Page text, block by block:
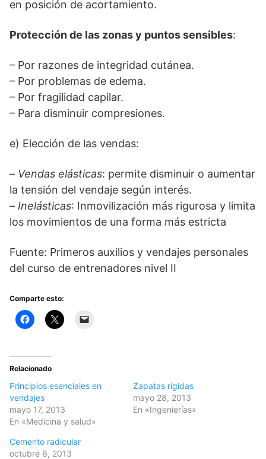
en posición de acortamiento.
Protección de las zonas y puntos sensibles:
– Por razones de integridad cutánea.
– Por problemas de edema.
– Por fragilidad capilar.
– Para disminuir compresiones.
e) Elección de las vendas:
– Vendas elásticas: permite disminuir o aumentar
la tensión del vendaje según interés.
– Inelásticas: Inmovilización más rigurosa y limita
los movimientos de una forma más estricta
Fuente: Primeros auxilios y vendajes personales
del curso de entrenadores nivel II
Comparte esto:
Relacionado
Principios esenciales en
vendajes
mayo 17, 2013
En «Medicina y salud»
Zapatas rígidas
mayo 28, 2013
En «Ingenierías»
Cemento radicular
octubre 6, 2013